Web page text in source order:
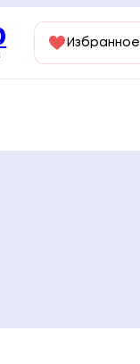
Избранное